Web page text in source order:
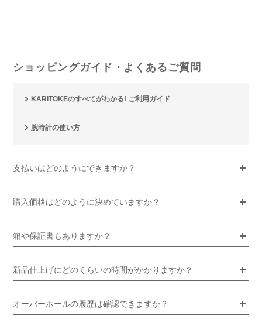
ショッピングガイド・よくあるご質問
KARITOKEのすべてがわかる! ご利用ガイド
腕時計の使い方
支払いはどのようにできますか？
購入価格はどのように決めていますか？
箱や保証書もありますか？
新品仕上げにどのくらいの時間がかかりますか？
オーバーホールの履歴は確認できますか？